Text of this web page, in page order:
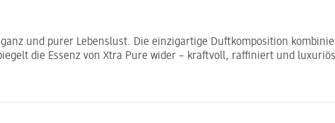
und purer Lebenslust. Die einzigartige Duftkomposition
die Essenz von Xtra Pure wider – kraftvoll, raffiniert und